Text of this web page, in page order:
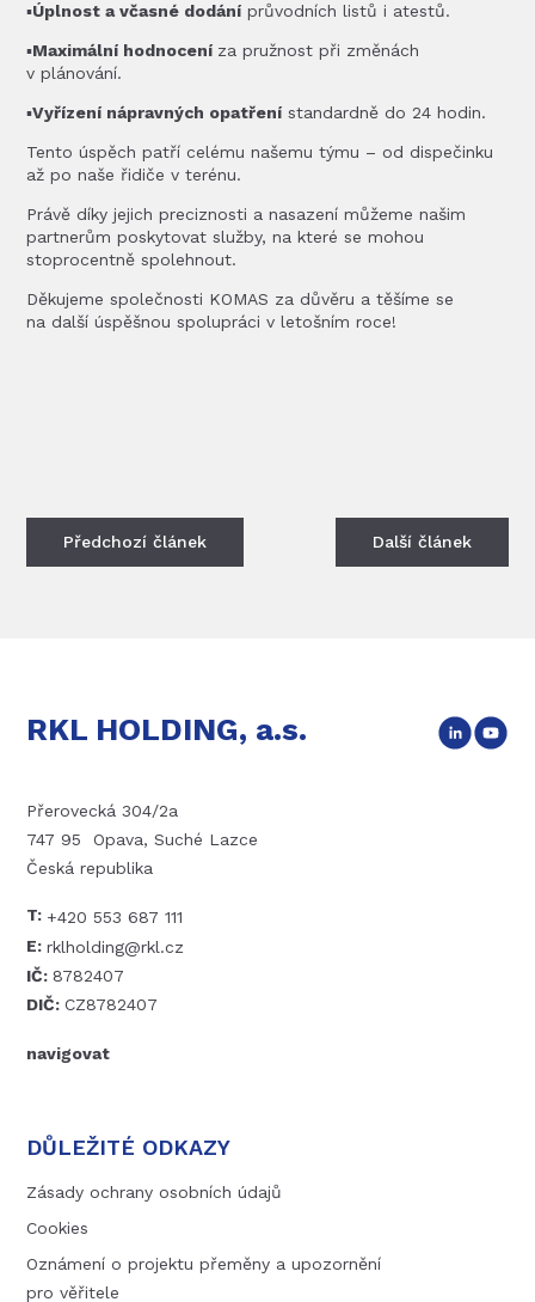
▪️Úplnost a včasné dodání průvodních listů i atestů.
▪️Maximální hodnocení za pružnost při změnách
v plánování.
▪️Vyřízení nápravných opatření standardně do 24 hodin.
Tento úspěch patří celému našemu týmu – od dispečinku
až po naše řidiče v terénu.
Právě díky jejich preciznosti a nasazení můžeme našim
partnerům poskytovat služby, na které se mohou
stoprocentně spolehnout.
Děkujeme společnosti KOMAS za důvěru a těšíme se
na další úspěšnou spolupráci v letošním roce!
Další článek
Předchozíčlánek
RKL HOLDING, a.s.
Přerovecká 304/2a
747 95 Opava, Suché Lazce
Česká republika
T: +420 553 687 111
E:rklholding@rkl.cz
IČ: 8782407
DIČ:CZ8782407
navigovat
DŮLEŽITÉ ODKAZY
Zásady ochrany osobních údajů
Cookies
Oznámení o projektu přeměny a upozornění
pro věřitele